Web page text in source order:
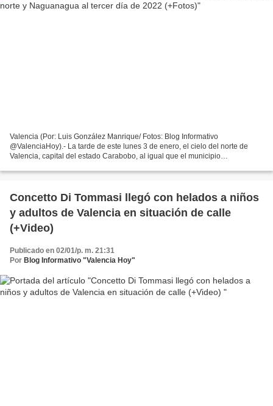
Valencia (Por: Luis González Manrique/ Fotos: Blog Informativo
@ValenciaHoy).- La tarde de este lunes 3 de enero, el cielo del norte de
Valencia, capital del estado Carabobo, al igual que el municipio
Concetto Di Tommasi llegó con helados a niños
y adultos de Valencia en situación de calle
(+Video)
Publicado en 02/01/p. m. 21:31
Por Blog Informativo "Valencia Hoy"